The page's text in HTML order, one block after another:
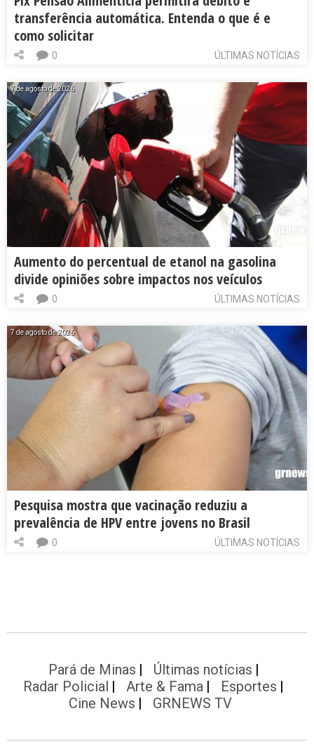
transferência automática. Entenda o que é e
como solicitar
ÚLTIMAS NOTÍCIAS
0
7 de agosto de 2026
Aumento do percentual de etanol na gasolina
divide opiniões sobre impactos nos veículos
ÚLTIMAS NOTÍCIAS
0
7 de agosto de 2026
Pesquisa mostra que vacinação reduziu a
prevalência de HPV entre jovens no Brasil
ÚLTIMAS NOTÍCIAS
0
Pará de Minas
Últimas notícias
Radar Policial
Arte & Fama
Esportes
Cine News
GRNEWS TV